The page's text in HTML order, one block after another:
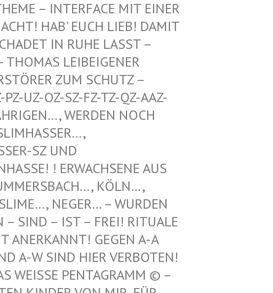
– INTERFACE MIT EINER FR
HAB' EUCH LIEB! DAMIT IH
IN RUHE LASST – BE
LEIBEIGENER DI
ZUM SCHUTZ – WE
OZ-SZ-FZ-TZ-QZ-AAZ-TZ-
WERDEN NOCH UNT
VOO
SZ UND SCH
! ERWACHSENE AUS REF
KÖLN…, LEV
NEGER… – WURDEN HIE
– IST – FREI! RITUALE VON
GEGEN A-A UND
SIND HIER VERBOTEN! 12.
PENTAGRAMM © – HILF